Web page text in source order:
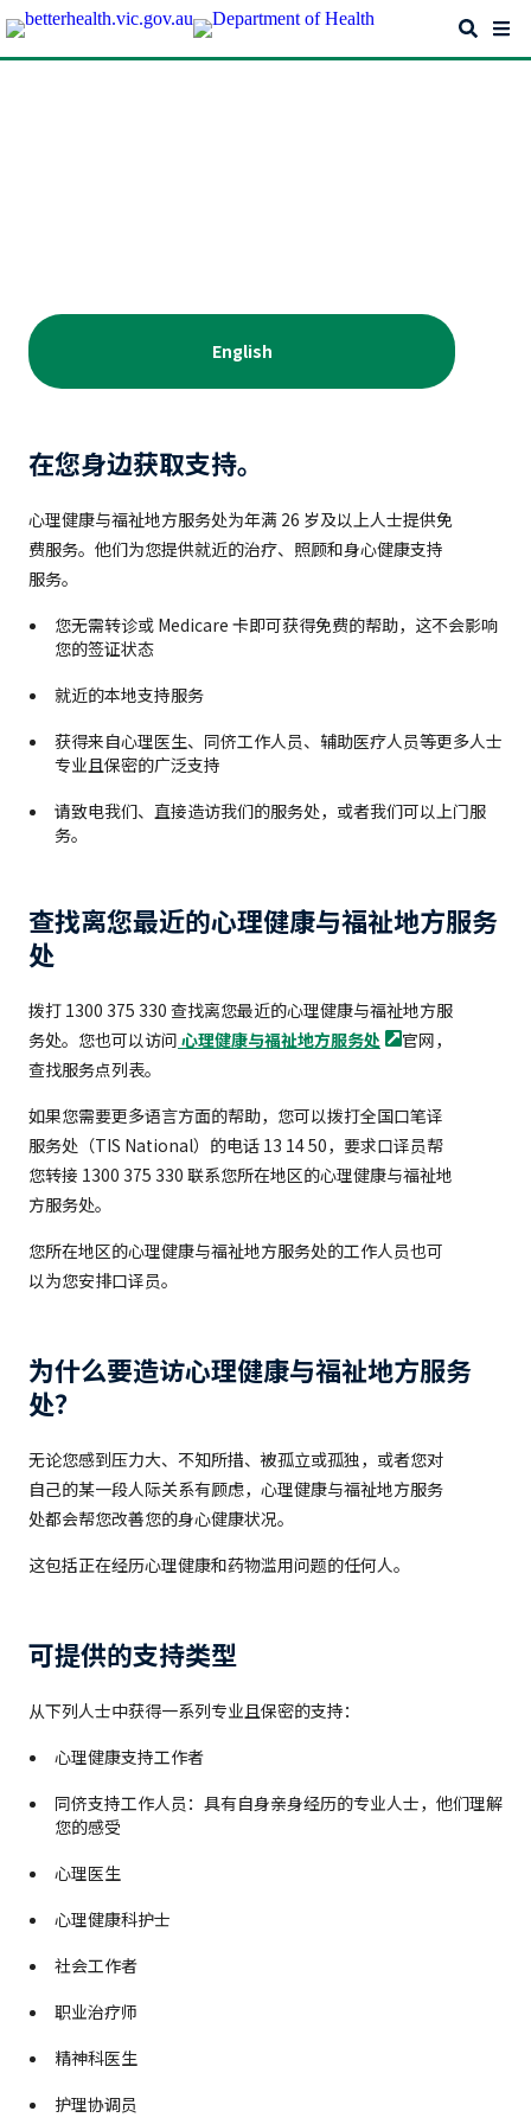
Skip
to
Search
English
在您身边获取支持。
心理健康与福祉地方服务处为年满 26 岁及以上人士提供免
费服务。他们为您提供就近的治疗、照顾和身心健康支持
服务。
您无需转诊或 Medicare 卡即可获得免费的帮助，这不会影响
您的签证状态
就近的本地支持服务
获得来自心理医生、同侪工作人员、辅助医疗人员等更多人士
专业且保密的广泛支持
请致电我们、直接造访我们的服务处，或者我们可以上门服
务。
查找离您最近的心理健康与福祉地方服务
处
拨打 1300 375 330 查找离您最近的心理健康与福祉地方服
务处。您也可以访问 心理健康与福祉地方服务处
官网，
查找服务点列表。
如果您需要更多语言方面的帮助，您可以拨打全国口笔译
服务处（TIS National）的电话 13 14 50，要求口译员帮
您转接 1300 375 330 联系您所在地区的心理健康与福祉地
方服务处。
您所在地区的心理健康与福祉地方服务处的工作人员也可
以为您安排口译员。
为什么要造访心理健康与福祉地方服务
处？
无论您感到压力大、不知所措、被孤立或孤独，或者您对
自己的某一段人际关系有顾虑，心理健康与福祉地方服务
处都会帮您改善您的身心健康状况。
这包括正在经历心理健康和药物滥用问题的任何人。
可提供的支持类型
从下列人士中获得一系列专业且保密的支持：
心理健康支持工作者
同侪支持工作人员：具有自身亲身经历的专业人士，他们理解
您的感受
心理医生
心理健康科护士
社会工作者
职业治疗师
精神科医生
护理协调员